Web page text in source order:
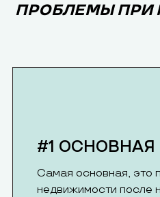
ПРОБЛЕМЫ ПРИ
#1 ОСНОВНАЯ
Самая основная, это
недвижимости после